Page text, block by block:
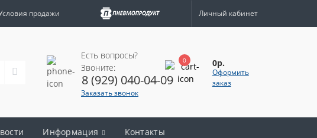
продажи Личный кабинет
Есть вопросы?
Звоните:
8 (929) 040-04-09
Заказать звонок
0 0р.
Оформить
заказ
Информация Контакты